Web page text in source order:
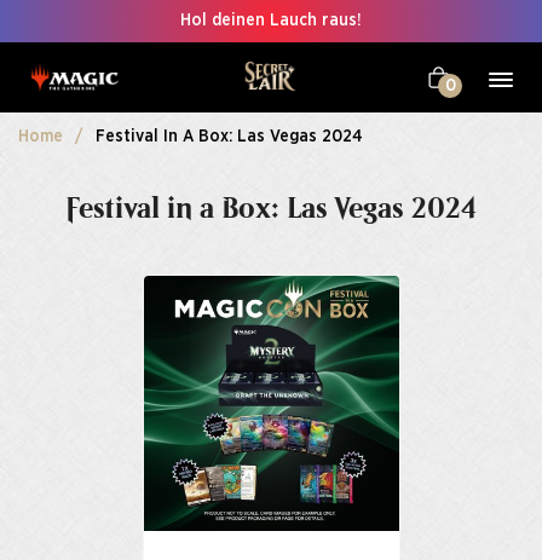
Hol deinen Lauch raus!
0
Home Festival In A Box: Las Vegas 2024
Festival in a Box: Las Vegas 2024